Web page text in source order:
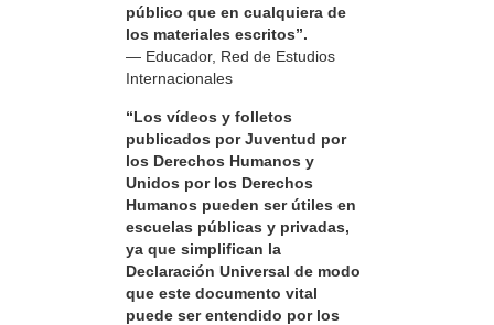
público que en cualquiera de
los materiales escritos”.
— Educador, Red de Estudios
Internacionales
“Los vídeos y folletos
publicados por Juventud por
los Derechos Humanos y
Unidos por los Derechos
Humanos pueden ser útiles en
escuelas públicas y privadas,
ya que simplifican la
Declaración Universal de modo
que este documento vital
puede ser entendido por los